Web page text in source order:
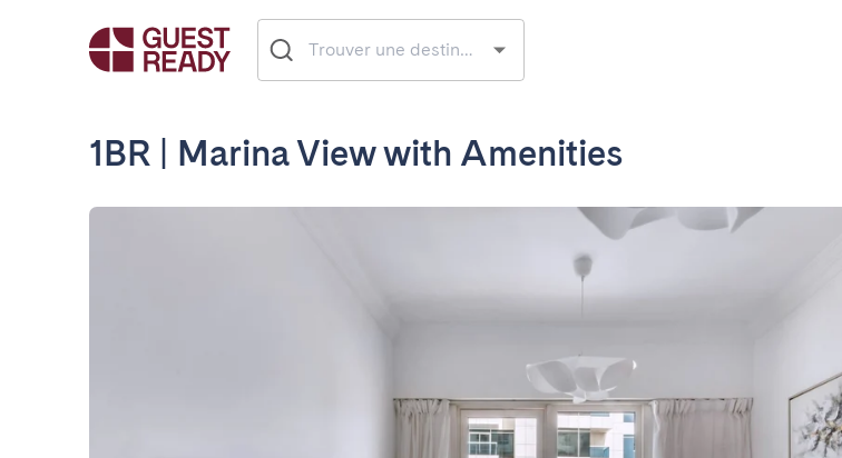
1BR | Marina View with Amenities